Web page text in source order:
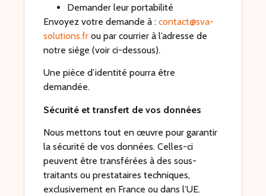
Demander leur portabilité
Envoyez votre demande à :contact@sva-
solutions.fr ou par courrier à l’adresse de
notre siège (voir ci-dessous).
Une pièce d’identité pourra être
demandée.
Sécurité et transfert de vos données
Nous mettons tout en œuvre pour garantir
la sécurité de vos données. Celles-ci
peuvent être transférées à des sous-
traitants ou prestataires techniques,
exclusivement en France ou dans l’UE.